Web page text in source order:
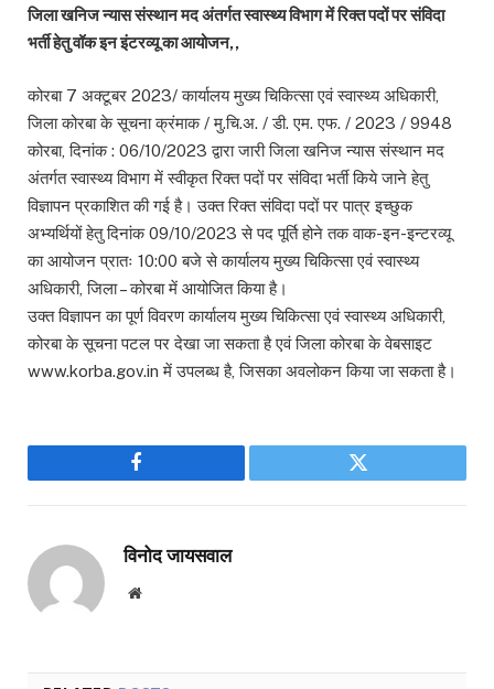
जिला खनिज न्यास संस्थान मद अंतर्गत स्वास्थ्य विभाग में रिक्त पदों पर संविदा
भर्ती हेतु वॉक इन इंटरव्यू का आयोजन,,
कोरबा 7 अक्टूबर 2023/ कार्यालय मुख्य चिकित्सा एवं स्वास्थ्य अधिकारी,
जिला कोरबा के सूचना क्रंमाक / मु.चि.अ. / डी. एम. एफ. / 2023 / 9948
कोरबा, दिनांक : 06/10/2023 द्वारा जारी जिला खनिज न्यास संस्थान मद
अंतर्गत स्वास्थ्य विभाग में स्वीकृत रिक्त पदों पर संविदा भर्ती किये जाने हेतु
विज्ञापन प्रकाशित की गई है। उक्त रिक्त संविदा पदों पर पात्र इच्छुक
अभ्यर्थियों हेतु दिनांक 09/10/2023 से पद पूर्ति होने तक वाक-इन-इन्टरव्यू
का आयोजन प्रातः 10:00 बजे से कार्यालय मुख्य चिकित्सा एवं स्वास्थ्य
अधिकारी, जिला – कोरबा में आयोजित किया है।
उक्त विज्ञापन का पूर्ण विवरण कार्यालय मुख्य चिकित्सा एवं स्वास्थ्य अधिकारी,
कोरबा के सूचना पटल पर देखा जा सकता है एवं जिला कोरबा के वेबसाइट
www.korba.gov.in में उपलब्ध है, जिसका अवलोकन किया जा सकता है।
Facebook Twitter
विनोद जायसवाल
Website